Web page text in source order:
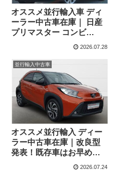
オススメ並行輸入車 ディ
ーラー中古車在庫｜ 日産
プリマスター コンビ
Tekna 2.0 dCi170 L1 EDC
2026.07.28
並行輸入中古車
オススメ並行輸入 ディー
ラー中古車在庫｜改良型
発表！既存車はお早め
に！豪華装備のコンパク
2026.07.24